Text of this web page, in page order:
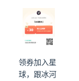
领券加入星
球，跟冰河